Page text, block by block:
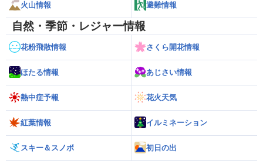
火山情報 避難情報
自然・季節・レジャー情報
花粉飛散情報 さくら開花情報
ほたる情報 あじさい情報
熱中症予報 花火天気
紅葉情報 イルミネーション
スキー＆スノボ 初日の出